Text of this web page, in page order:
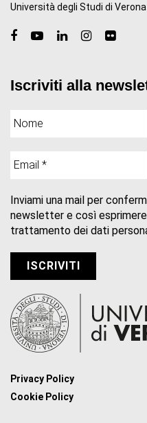
Università degli Studi di Verona
Iscriviti alla
Inviami una mail per
newsletter e così
trattamento dei dati
Privacy Policy
Cookie Policy